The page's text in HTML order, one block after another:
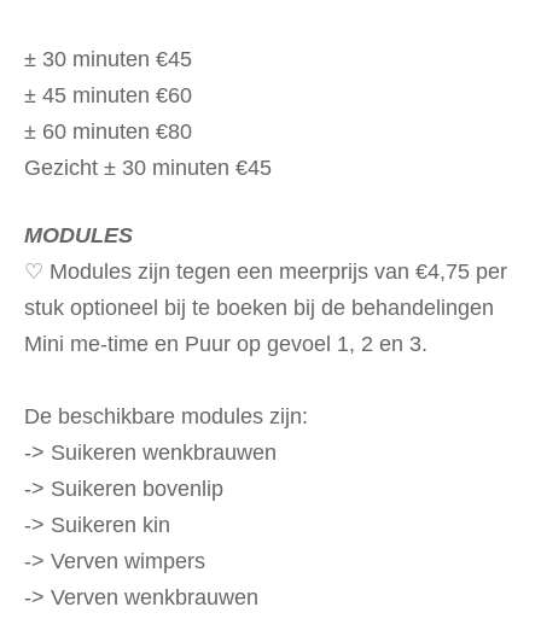
± 30 minuten €45
± 45 minuten €60
± 60 minuten €80
Gezicht ± 30 minuten €45
MODULES
♡ Modules zijn tegen een meerprijs van €4,75 per
stuk optioneel bij te boeken bij de behandelingen
Mini me-time en Puur op gevoel 1, 2 en 3.
De beschikbare modules zijn:
-> Suikeren wenkbrauwen
-> Suikeren bovenlip
-> Suikeren kin
-> Verven wimpers
-> Verven wenkbrauwen